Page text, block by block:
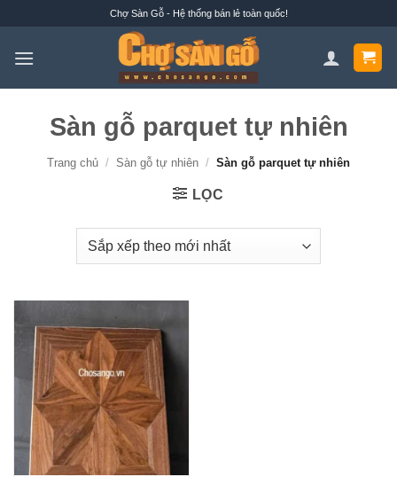
nội
Chợ Sàn Gỗ - Hệ thống bán lẻ toàn quốc!
Sàn gỗ parquet tự nhiên
Trang chủ / Sàn gỗ tự nhiên / Sàn gỗ parquet tự nhiên
LỌC